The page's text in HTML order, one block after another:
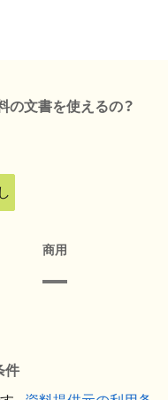
の文書を使えるの？
商用
件